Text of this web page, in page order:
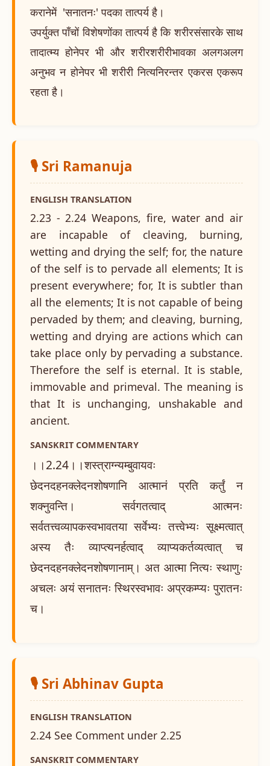
करानेमें 'सनातनः' पदका तात्पर्य है।
उपर्युक्त पाँचों विशेषणोंका तात्पर्य है कि शरीरसंसारके साथ
तादात्म्य होनेपर भी और शरीरशरीरीभावका अलगअलग
अनुभव न होनेपर भी शरीरी नित्यनिरन्तर एकरस एकरूप
रहता है।
🎙️ Sri Ramanuja
ENGLISH TRANSLATION
2.23 - 2.24 Weapons, fire, water and air
are incapable of cleaving, burning,
wetting and drying the self; for, the nature
of the self is to pervade all elements; It is
present everywhere; for, It is subtler than
all the elements; It is not capable of being
pervaded by them; and cleaving, burning,
wetting and drying are actions which can
take place only by pervading a substance.
Therefore the self is eternal. It is stable,
immovable and primeval. The meaning is
that It is unchanging, unshakable and
ancient.
SANSKRIT COMMENTARY
।।2.24।।शस्त्राग्न्यम्बुवायवः
छेदनदहनक्लेदनशोषणानि आत्मानं प्रति कर्तुं न
शक्नुवन्ति। सर्वगतत्वाद् आत्मनः
सर्वतत्त्वव्यापकस्वभावतया सर्वेभ्यः तत्त्वेभ्यः सूक्ष्मत्वात्
अस्य तैः व्याप्त्यनर्हत्वाद् व्याप्यकर्तव्यत्वात् च
छेदनदहनक्लेदनशोषणानाम्। अत आत्मा नित्यः स्थाणुः
अचलः अयं सनातनः स्थिरस्वभावः अप्रकम्प्यः पुरातनः
च।
🎙️ Sri Abhinav Gupta
ENGLISH TRANSLATION
2.24 See Comment under 2.25
SANSKRIT COMMENTARY